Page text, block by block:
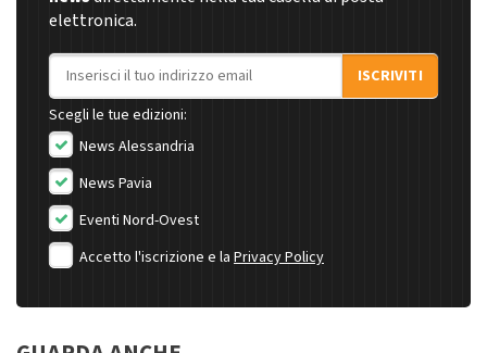
elettronica.
Indirizzo email
ISCRIVITI
Scegli le tue edizioni:
News Alessandria
News Pavia
Eventi Nord-Ovest
Accetto l'iscrizione e la Privacy Policy